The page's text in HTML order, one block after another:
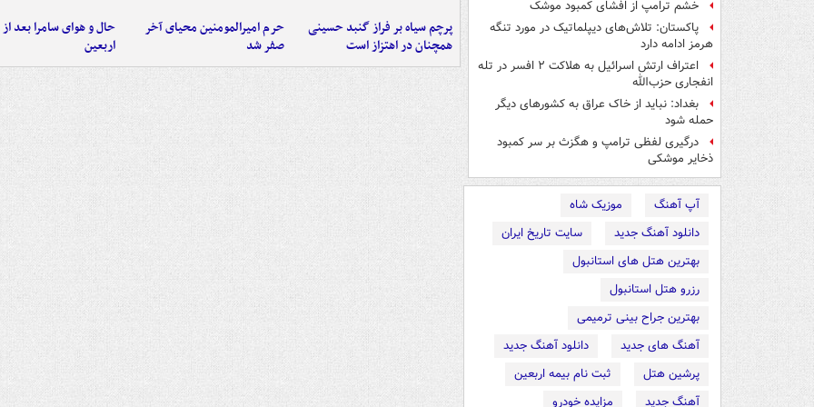
خشم ترامپ از افشای کمبود موشک
پاکستان: تلاش‌های دیپلماتیک در مورد تنگه
هرمز ادامه دارد
اعتراف ارتش اسرائیل به هلاکت ۲ افسر در تله
انفجاری حزب‌الله
بغداد: نباید از خاک عراق به کشورهای دیگر
حمله شود
درگیری لفظی ترامپ و هگزث بر سر کمبود
ذخایر موشکی
آپ آهنگ
موزیک شاه
دانلود آهنگ جدید
سایت تاریخ ایران
بهترین هتل های استانبول
رزرو هتل استانبول
بهترین جراح بینی ترمیمی
آهنگ های جدید
دانلود آهنگ جدید
پرشین هتل
ثبت نام بیمه اربعین
آهنگ جدید
مزایده خودرو
پرچم سیاه بر فراز گنبد حسینی
همچنان در اهتزاز است
حرم امیرالمومنین محیای آخر
صفر شد
حال و هوای سامرا بعد از
اربعین